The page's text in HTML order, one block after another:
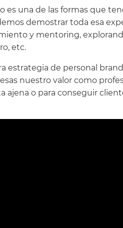
es una de las formas que
demostrar toda esa
y mentoring,
etc.
estrategia de personal
nuestro valor como
ajena o para conseguir